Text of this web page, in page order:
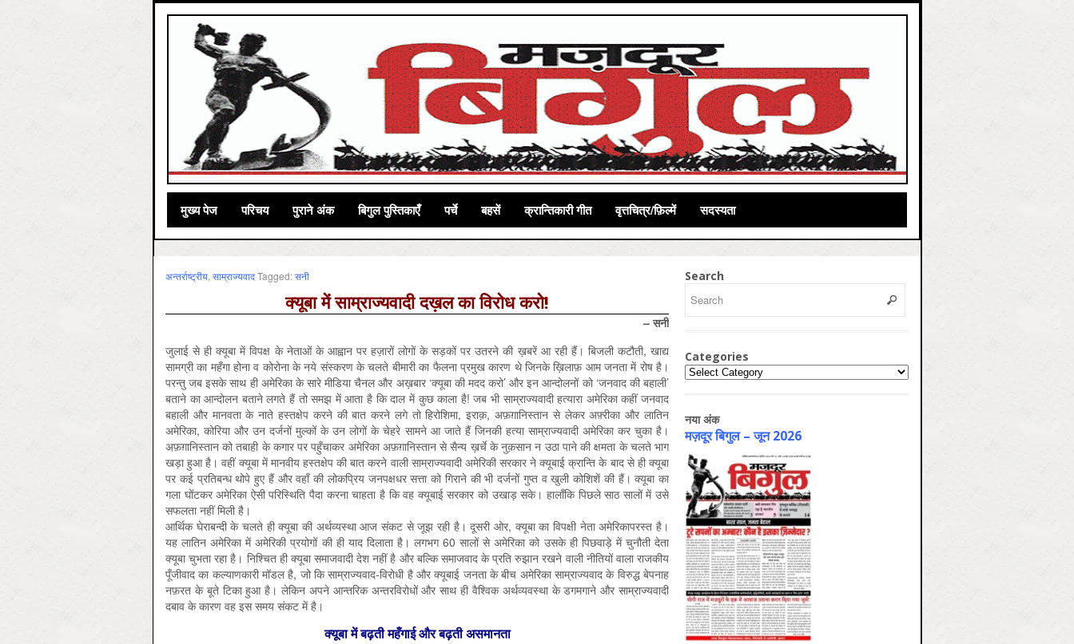
मुख्‍य पेज परिचय पुराने अंक बिगुल पुस्तिकाएँ पर्चे बहसें क्रान्तिकारी गीत वृत्तचित्र/फ़िल्में सदस्यता
अन्तर्राष्ट्रीय, साम्राज्‍यवादTagged:सनी
क्यूबा में साम्राज्यवादी दख़ल का विरोध करो!
– सनी
जुलाई से ही क्यूबा में विपक्ष के नेताओं के आह्वान पर हज़ारों लोगों के सड़कों पर उतरने की ख़बरें आ रही हैं। बिजली कटौती, खाद्य
सामग्री का महँगा होना व कोरोना के नये संस्करण के चलते बीमारी का फैलना प्रमुख कारण थे जिनके ख़िलाफ़ आम जनता में रोष है।
परन्तु जब इसके साथ ही अमेरिका के सारे मीडिया चैनल और अख़बार ‘क्यूबा की मदद करो’ और इन आन्दोलनों को ‘जनवाद की बहाली’
बताने का आन्दोलन बताने लगते हैं तो समझ में आता है कि दाल में कुछ काला है! जब भी साम्राज्यवादी हत्यारा अमेरिका कहीं जनवाद
बहाली और मानवता के नाते हस्तक्षेप करने की बात करने लगे तो हिरोशिमा, इराक़, अफ़ग़ानिस्तान से लेकर अफ़्रीका और लातिन
अमेरिका, कोरिया और उन दर्जनों मुल्कों के उन लोगों के चेहरे सामने आ जाते हैं जिनकी हत्या साम्राज्यवादी अमेरिका कर चुका है।
अफ़ग़ानिस्तान को तबाही के कगार पर पहुँचाकर अमेरिका अफ़ग़ानिस्तान से सैन्य ख़र्चे के नुक़सान न उठा पाने की क्षमता के चलते भाग
खड़ा हुआ है। वहीं क्यूबा में मानवीय हस्तक्षेप की बात करने वाली साम्राज्यवादी अमेरिकी सरकार ने क्यूबाई क्रान्ति के बाद से ही क्यूबा
पर कई प्रतिबन्ध थोपे हुए हैं और वहाँ की लोकप्रिय जनपक्षधर सत्ता को गिराने की भी दर्जनों गुप्त व खुली कोशिशें की हैं। क्यूबा का
गला घोंटकर अमेरिका ऐसी परिस्थिति पैदा करना चाहता है कि वह क्यूबाई सरकार को उखाड़ सके। हालाँकि पिछले साठ सालों में उसे
सफलता नहीं मिली है।
आर्थिक घेराबन्दी के चलते ही क्यूबा की अर्थव्यस्था आज संकट से जूझ रही है। दूसरी ओर, क्यूबा का विपक्षी नेता अमेरिकापरस्त है।
यह लातिन अमेरिका में अमेरिकी प्रयोगों की ही याद दिलाता है। लगभग 60 सालों से अमेरिका को उसके ही पिछवाड़े में चुनौती देता
क्यूबा चुभता रहा है। निश्चित ही क्यूबा समाजवादी देश नहीं है और बल्कि समाजवाद के प्रति रुझान रखने वाली नीतियों वाला राजकीय
पूँजीवाद का कल्याणकारी मॉडल है, जो कि साम्राज्यवाद-विरोधी है और क्यूबाई जनता के बीच अमेरिका साम्राज्यवाद के विरुद्ध बेपनाह
नफ़रत के बूते टिका हुआ है। लेकिन अपने आन्तरिक अन्तरविरोधों और साथ ही वैश्विक अर्थव्यवस्था के डगमगाने और साम्राज्यवादी
दबाव के कारण वह इस समय संकट में है।
क्यूबा में बढ़ती महँगाई और बढ़ती असमानता
Search
Categories
Categories
नया अंक
मज़दूर बिगुल – जून 2026